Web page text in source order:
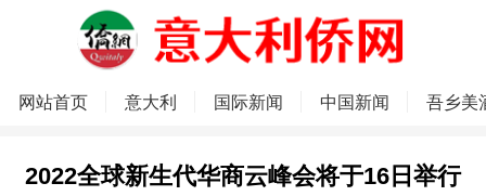
网站首页 意大利 国际新闻 中国新闻 吾乡美
2022全球新生代华商云峰会将于16日举行